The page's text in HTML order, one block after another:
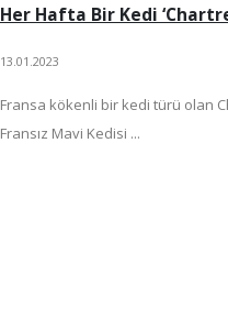
Her Hafta Bir Kedi
13.01.2023
Fransa kökenli bir kedi türü olan
Fransız Mavi Kedisi ...